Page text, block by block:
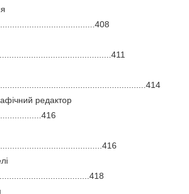
редактор